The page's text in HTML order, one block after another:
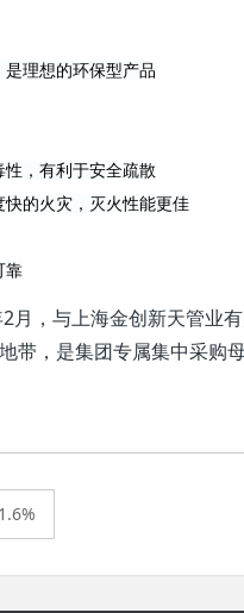
理想的环保型产品
，有利于安全疏散
的火灾，灭火性能更佳
靠
，与上海金创新天管业
带，是集团专属集中采购